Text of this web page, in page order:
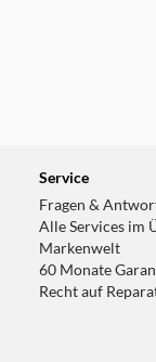
Service
Fragen &
Alle Services im
Markenwelt
60 Monate
Recht auf